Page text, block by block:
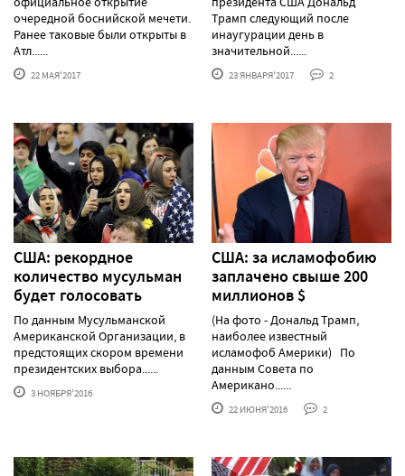
очередной боснийской мечети.
Ранее таковые были открыты в
Атл......
22 МАЯ'2017
Трамп следующий после
инаугурации день в
значительной......
23 ЯНВАРЯ'2017 2
США: рекордное
количество мусульман
будет голосовать
По данным Мусульманской
Американской Организации, в
предстоящих скором времени
президентских выбора......
3 НОЯБРЯ'2016
США: за исламофобию
заплачено свыше 200
миллионов $
(На фото - Дональд Трамп,
наиболее известный
исламофоб Америки) По
данным Совета по
Американо......
22 ИЮНЯ'2016 2